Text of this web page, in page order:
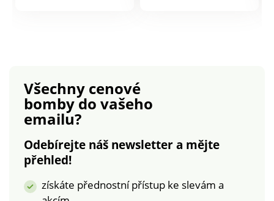
cca 4,5 cm. Elegantní
+ skvělé ke
kombinování. Úžasně
nošení. Perforovaný
květinový vzor -
klínek.
odpružení.
Všechny cenové
bombydo vašeho
emailu?
Odebírejte náš newsletter a mějte
přehled!
získáte přednostní přístup ke slevám a